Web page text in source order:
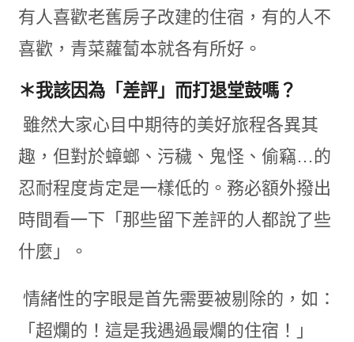
有人喜歡老舊房子改建的住宿，有的人不
喜歡，青菜蘿蔔本就各有所好。
＊我該因為「差評」而打退堂鼓嗎？
雖然大家心目中期待的美好旅程各異其
趣，但對於蟑螂、污穢、鬼怪、偷竊…的
忍耐程度肯定是一樣低的。務必額外撥出
時間看一下「那些留下差評的人都說了些
什麼」。
情緒性的字眼是首先需要被剔除的，如：
「超爛的！這是我遇過最爛的住宿！」